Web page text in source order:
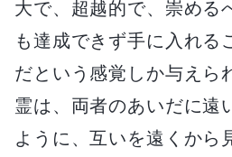
大で、超越的で、崇める
も達成できず手に入れる
だという感覚しか与えら
霊は、両者のあいだに遠
ように、互いを遠くから